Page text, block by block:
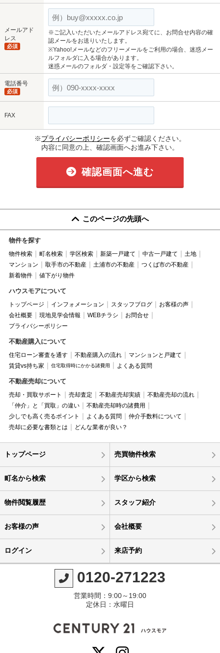
メールアド
レス
必須
※ご記入いただいたメールアドレス宛てに、お問合せ内容の確
認メールをお送りいたします。
※Yahoo!メールなどのフリーメールをご利用の場合、迷惑メー
ルフォルダに入る場合があります。
迷惑メールのフォルダ・設定等をご確認下さい。
電話番号
必須
FAX
※プライバシーポリシーを必ずご確認ください。
内容に同意の上、確認画面へお進み下さい。
確認画面へ進む
このページの先頭へ
物件を探す
物件検索 町名検索 学区検索 新築一戸建て 中古一戸建て
土地
マンション
取手市の不動産 土浦市の不動産
つくば市の不動産
新着物件
値下がり物件
ハウスモアについて
トップページ インフォメーション スタッフブログ
お客様の声
会社概要
現地見学会情報 WEBチラシ
お問合せ
プライバシーポリシー
不動産購入について
住宅ローン審査を通す 不動産購入の流れ
マンションと戸建て
賃貸vs持ち家
住宅取得時にかかる諸費用 よくある質問
不動産売却について
売却・買取サポート 売却査定 不動産売却実績
不動産売却の流れ
「仲介」と「買取」の違い
不動産売却時の諸費用
少しでも高く売るポイント
よくある質問
仲介手数料について
売却に必要な書類とは
どんな業者が良い？
トップページ 売買物件検索
町名から検索 学区から検索
物件閲覧履歴 スタッフ紹介
お客様の声 会社概要
ログイン 来店予約
0120-271223
営業時間：9:00～19:00
定休日：水曜日